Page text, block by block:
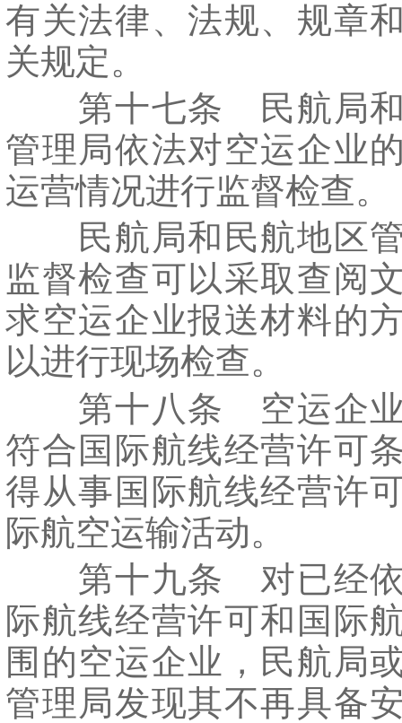
有关法律、法规、规章
关规定。
第十七条 民航局和
管理局依法对空运企业
运营情况进行监督检查。
民航局和民航地区管
监督检查可以采取查阅
求空运企业报送材料的
以进行现场检查。
第十八条 空运企业
符合国际航线经营许可
得从事国际航线经营许
际航空运输活动。
第十九条 对已经依
际航线经营许可和国际
围的空运企业，民航局
管理局发现其不再具备